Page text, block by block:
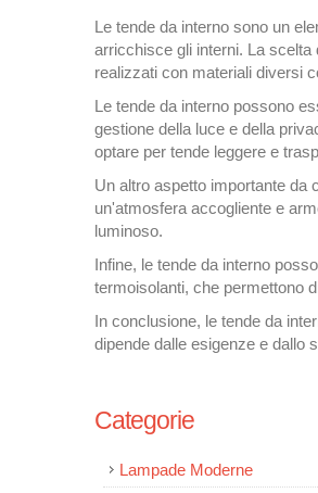
Le tende da interno sono un
arricchisce gli interni. La scelta
realizzati con materiali diversi
Le tende da interno possono
gestione della luce e della
optare per tende leggere e
Un altro aspetto importante da
un'atmosfera accogliente e
luminoso.
Infine, le tende da interno
termoisolanti, che permettono
In conclusione, le tende da
dipende dalle esigenze e dallo
Categorie
Lampade Moderne